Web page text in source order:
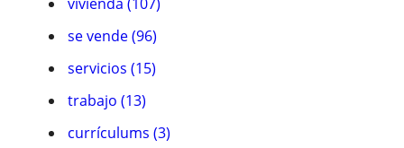
se vende (96)
servicios (15)
trabajo (13)
currículums (3)